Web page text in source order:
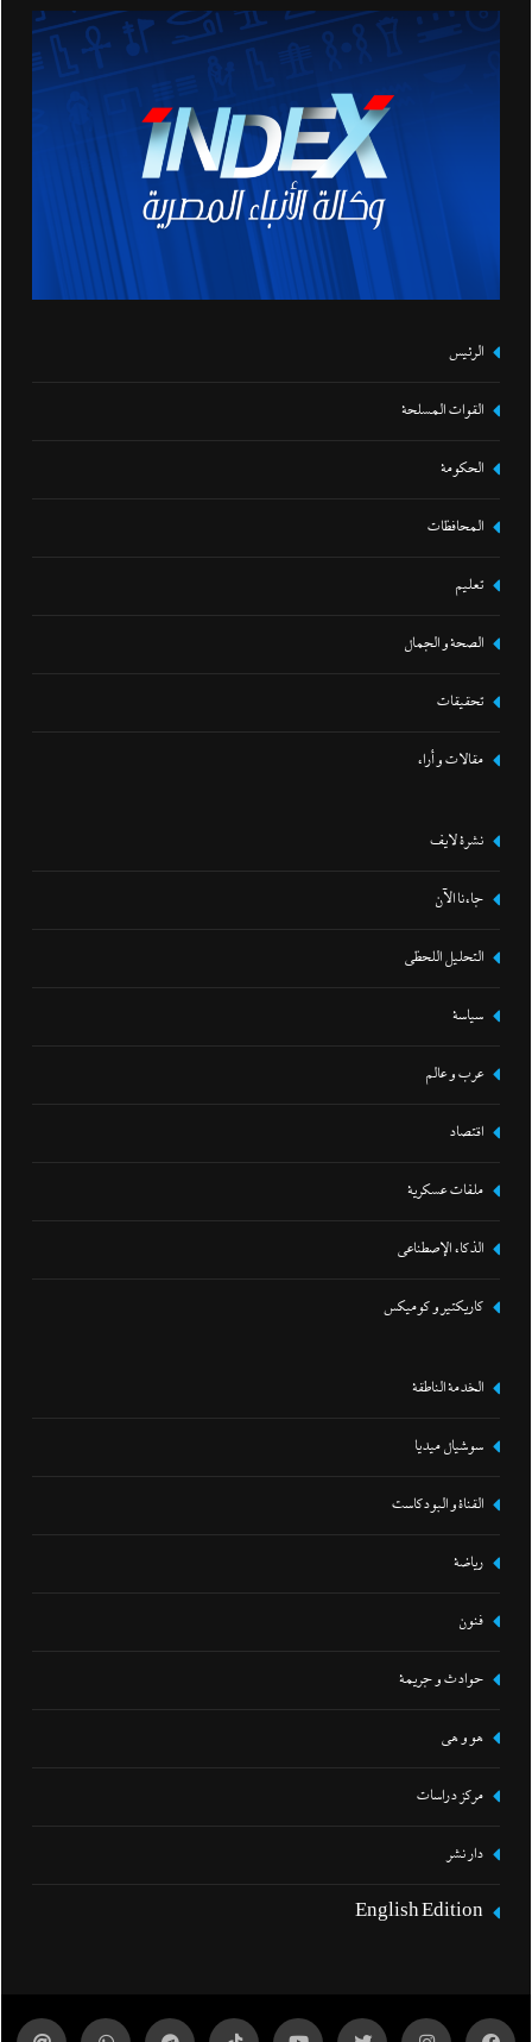
الرئيس
القوات المسلحة
الحكومة
المحافظات
تعليم
الصحة و الجمال
تحقيقات
مقالات و أراء
نشرة لايف
جاءنا الآن
التحليل اللحظي
سياسة
عرب و عالم
اقتصاد
ملفات عسكرية
الذكاء الإصطناعي
كاريكتير و كوميكس
الخدمة الناطقة
سوشيال ميديا
القناة و البودكاست
رياضة
فنون
حوادث و جريمة
هو و هي
مركز دراسات
دار نشر
English Edition